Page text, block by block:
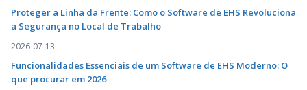
Proteger a Linha da Frente: Como o Software de EHS Revoluciona
a Segurança no Local de Trabalho
2026-07-13
Funcionalidades Essenciais de um Software de EHS Moderno: O
que procurar em 2026